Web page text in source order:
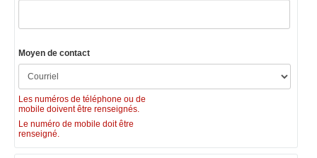
Moyen de contact
Les numéros de téléphone ou de
mobile doivent être renseignés.
Le numéro de mobile doit être
renseigné.